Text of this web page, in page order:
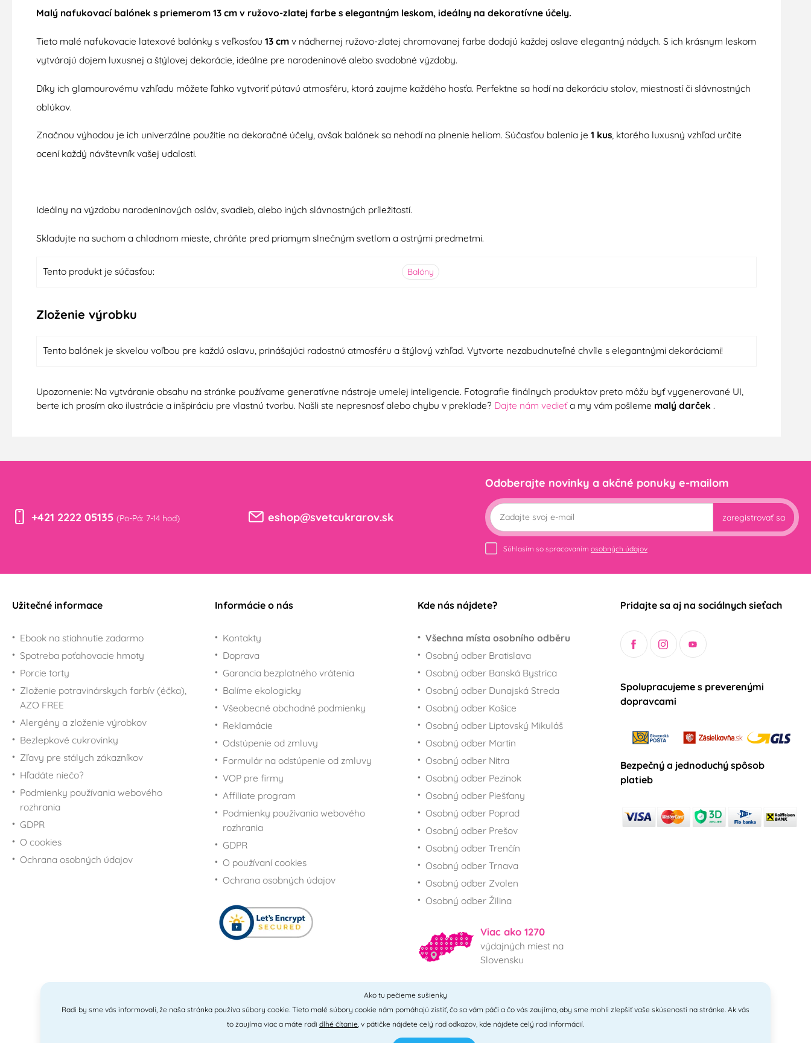
Malý nafukovací balónek s priemerom 13 cm v ružovo-zlatej farbe s elegantným leskom, ideálny na dekoratívne účely.
Tieto malé nafukovacie latexové balónky s veľkosťou 13 cm v nádhernej ružovo-zlatej chromovanej farbe dodajú každej oslave elegantný nádych. S ich krásnym leskom
vytvárajú dojem luxusnej a štýlovej dekorácie, ideálne pre narodeninové alebo svadobné výzdoby.
Díky ich glamourovému vzhľadu môžete ľahko vytvoriť pútavú atmosféru, ktorá zaujme každého hosťa. Perfektne sa hodí na dekoráciu stolov, miestností či slávnostných
oblúkov.
Značnou výhodou je ich univerzálne použitie na dekoračné účely, avšak balónek sa nehodí na plnenie heliom. Súčasťou balenia je 1 kus, ktorého luxusný vzhľad určite
ocení každý návštevník vašej udalosti.
Ideálny na výzdobu narodeninových osláv, svadieb, alebo iných slávnostných príležitostí.
Skladujte na suchom a chladnom mieste, chráňte pred priamym slnečným svetlom a ostrými predmetmi.
Tento produkt je súčasťou: Balóny
Zloženie výrobku
Tento balónek je skvelou voľbou pre každú oslavu, prinášajúci radostnú atmosféru a štýlový vzhľad. Vytvorte nezabudnuteľné chvíle s elegantnými dekoráciami!
Upozornenie: Na vytváranie obsahu na stránke používame generatívne nástroje umelej inteligencie. Fotografie finálnych produktov preto môžu byť vygenerované UI,
berte ich prosím ako ilustrácie a inšpiráciu pre vlastnú tvorbu. Našli ste nepresnosť alebo chybu v preklade? Dajte nám vedieťa my vám pošleme malý darček .
+421 2222 05135 (Po-Pá: 7-14 hod) eshop@svetcukrarov.sk
Odoberajte novinky a akčné ponuky e-mailom
zaregistrovať sa
Súhlasím so spracovaním osobných údajov
Užitečné informace
Ebook na stiahnutie zadarmo
Spotreba poťahovacie hmoty
Porcie torty
Zloženie potravinárskych farbív (éčka),
AZO FREE
Alergény a zloženie výrobkov
Bezlepkové cukrovinky
Zľavy pre stálych zákazníkov
Hľadáte niečo?
Podmienky používania webového
rozhrania
GDPR
O cookies
Ochrana osobných údajov
Informácie o nás
Kontakty
Doprava
Garancia bezplatného vrátenia
Balíme ekologicky
Všeobecné obchodné podmienky
Reklamácie
Odstúpenie od zmluvy
Formulár na odstúpenie od zmluvy
VOP pre firmy
Affiliate program
Podmienky používania webového
rozhrania
GDPR
O používaní cookies
Ochrana osobných údajov
Kde nás nájdete?
Všechna místa osobního odběru
Osobný odber Bratislava
Osobný odber Banská Bystrica
Osobný odber Dunajská Streda
Osobný odber Košice
Osobný odber Liptovský Mikuláš
Osobný odber Martin
Osobný odber Nitra
Osobný odber Pezinok
Osobný odber Piešťany
Osobný odber Poprad
Osobný odber Prešov
Osobný odber Trenčín
Osobný odber Trnava
Osobný odber Zvolen
Osobný odber Žilina
Viac ako 1270
výdajných miest na
Slovensku
Všetky miesta
Pridajte sa aj na sociálnych sieťach
Spolupracujeme s preverenými
dopravcami
Bezpečný a jednoduchý spôsob
platieb
Ako tu pečieme sušienky
Radi by sme vás informovali, že naša stránka používa súbory cookie. Tieto malé súbory cookie nám pomáhajú zistiť, čo sa vám páči a čo vás zaujíma, aby sme mohli zlepšiť vaše skúsenosti na stránke. Ak vás
to zaujíma viac a máte radi dlhé čítanie, v pätičke nájdete celý rad odkazov, kde nájdete celý rad informácií.